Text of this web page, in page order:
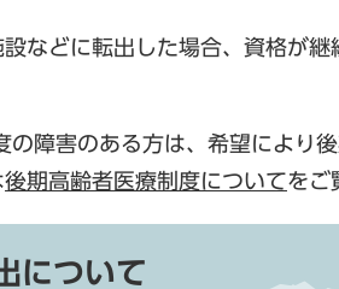
などに転出した場合、資格が継
障害のある方は、希望により
後期高齢者医療制度についてをご
について